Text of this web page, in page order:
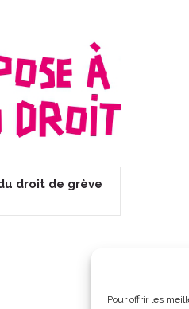
Pour offrir les
droit de grève